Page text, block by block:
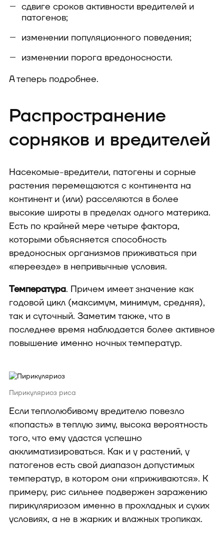
сдвиге сроков активности вредителей и
патогенов;
изменении популяционного поведения;
изменении порога вредоносности.
А теперь подробнее.
Распространение
сорняков и вредителей
Насекомые-вредители, патогены и сорные
растения перемещаются с континента на
континент и (или) расселяются в более
высокие широты в пределах одного материка.
Есть по крайней мере четыре фактора,
которыми объясняется способность
вредоносных организмов приживаться при
«переезде» в непривычные условия.
Температура. Причем имеет значение как
годовой цикл (максимум, минимум, средняя),
так и суточный. Заметим также, что в
последнее время наблюдается более активное
повышение именно ночных температур.
Пирикуляриоз риса
Если теплолюбивому вредителю повезло
«попасть» в теплую зиму, высока вероятность
того, что ему удастся успешно
акклиматизироваться. Как и у растений, у
патогенов есть свой диапазон допустимых
температур, в котором они «приживаются». К
примеру, рис сильнее подвержен заражению
пирикуляриозом именно в прохладных и сухих
условиях, а не в жарких и влажных тропиках.